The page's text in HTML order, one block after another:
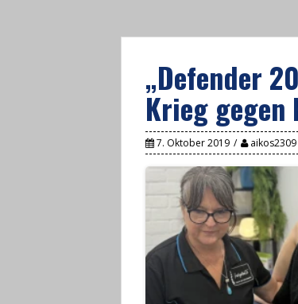
„Defender
Krieg gegen
7. Oktober 2019 aikos2309